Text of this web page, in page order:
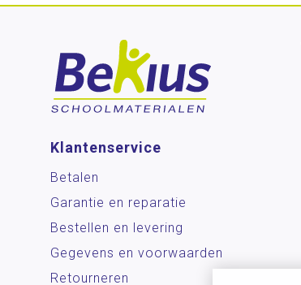
Klantenservice
Betalen
Garantie en reparatie
Bestellen en levering
Gegevens en voorwaarden
Retourneren